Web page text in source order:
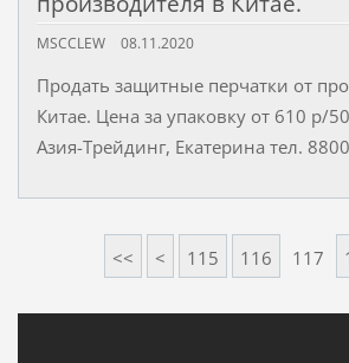
MSCCLEW 08.11.2020
Продать защитные перчатки от
Китае. Цена за упаковку от 610 р/
Азия-Трейдинг, Екатерина тел.
<< < 115 116 117